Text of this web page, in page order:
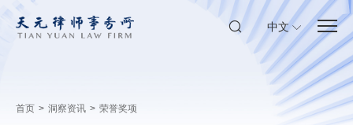
中文
首页 > 洞察资讯 > 荣誉奖项